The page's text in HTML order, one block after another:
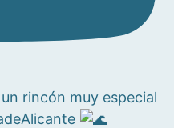
un rincón muy especial